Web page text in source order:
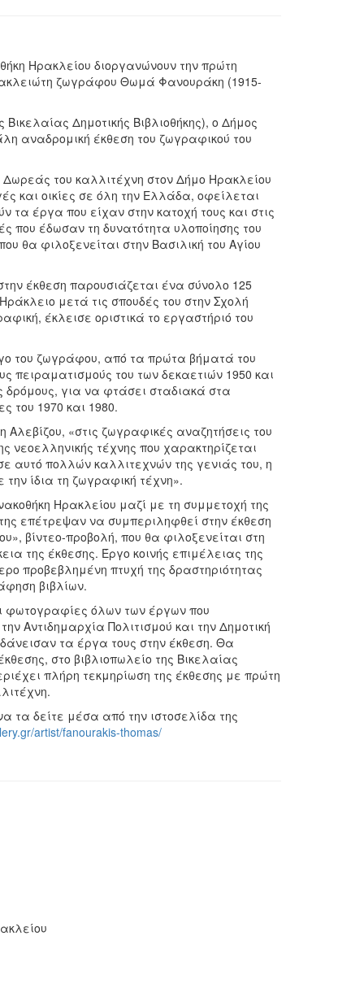
Ηρακλείου διοργανώνουν την πρώτη
ζωγράφου Θωμά Φανουράκη (1915-
Δημοτικής Βιβλιοθήκης), ο Δήμος
αναδρομική έκθεση του ζωγραφικού του
του καλλιτέχνη στον Δήμο Ηρακλείου
και οικίες σε όλη την Ελλάδα, οφείλεται
τα έργα που είχαν στην κατοχή τους και στις
που έδωσαν τη δυνατότητα υλοποίησης του
θα φιλοξενείται στην Βασιλική του Αγίου
έκθεση παρουσιάζεται ένα σύνολο 125
μετά τις σπουδές του στην Σχολή
έκλεισε οριστικά το εργαστήριό του
του ζωγράφου, από τα πρώτα βήματά του
πειραματισμούς του των δεκαετιών 1950 και
δρόμους, για να φτάσει σταδιακά στα
του 1970 και 1980.
Αλεβίζου, «στις ζωγραφικές αναζητήσεις του
νεοελληνικής τέχνης που χαρακτηρίζεται
αυτό πολλών καλλιτεχνών της γενιάς του, η
ίδια τη ζωγραφική τέχνη».
Ηρακλείου μαζί με τη συμμετοχή της
επέτρεψαν να συμπεριληφθεί στην έκθεση
βίντεο-προβολή, που θα φιλοξενείται στη
της έκθεσης. Έργο κοινής επιμέλειας της
προβεβλημένη πτυχή της δραστηριότητας
βιβλίων.
φωτογραφίες όλων των έργων που
Αντιδημαρχία Πολιτισμού και την Δημοτική
τα έργα τους στην έκθεση. Θα
στο βιβλιοπωλείο της Βικελαίας
πλήρη τεκμηρίωση της έκθεσης με πρώτη
τα δείτε μέσα από την ιστοσελίδα της
artist/fanourakis-thomas/